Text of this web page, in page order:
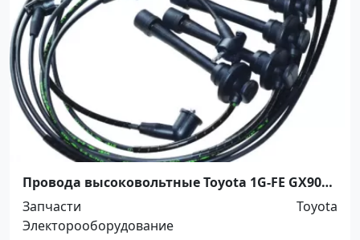
Провода высоковольтные Toyota 1G-FE GX90
Краснодар
Запчасти
Toyota
Электорооборудование